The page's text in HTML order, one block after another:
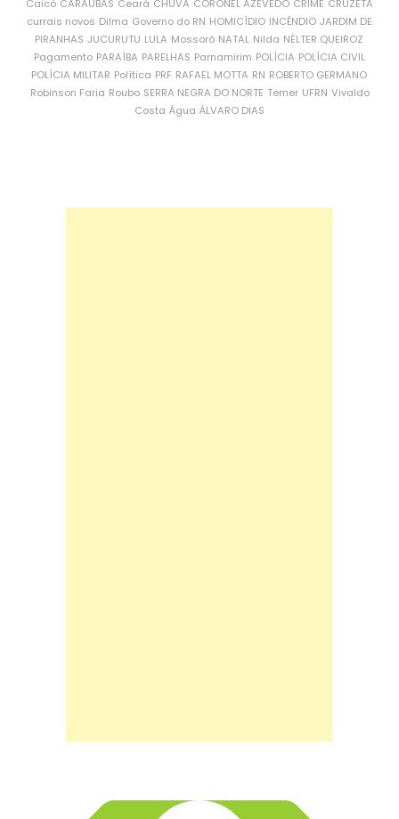
Caicó CARAÚBAS Ceará CHUVA CORONEL AZEVEDO CRIME CRUZETA
currais novos Dilma Governo do RN HOMICÍDIO INCÊNDIO JARDIM DE
PIRANHAS JUCURUTU LULA Mossoró NATAL Nilda NÉLTER QUEIROZ
Pagamento PARAÍBA PARELHAS Parnamirim POLÍCIA POLÍCIA CIVIL
POLÍCIA MILITAR Política PRF RAFAEL MOTTA RN ROBERTO GERMANO
Robinson Faria Roubo SERRA NEGRA DO NORTE Temer UFRN Vivaldo
Costa Água ÁLVARO DIAS